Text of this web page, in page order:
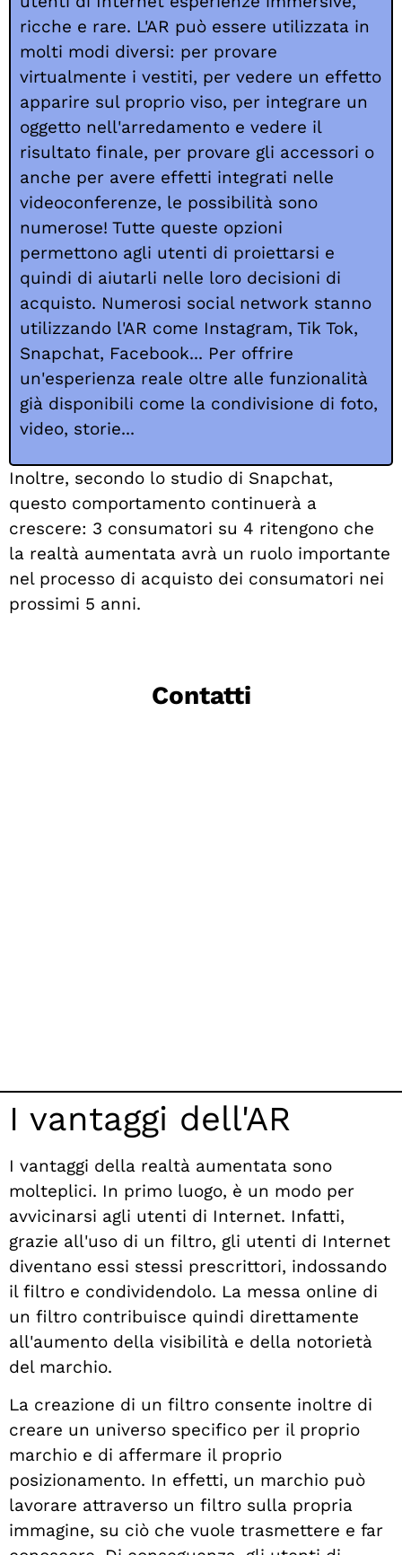
ricche e rare. L'AR può essere utilizzata in
molti modi diversi: per provare
virtualmente i vestiti, per vedere un effetto
apparire sul proprio viso, per integrare un
oggetto nell'arredamento e vedere il
risultato finale, per provare gli accessori o
anche per avere effetti integrati nelle
videoconferenze, le possibilità sono
numerose! Tutte queste opzioni
permettono agli utenti di proiettarsi e
quindi di aiutarli nelle loro decisioni di
acquisto. Numerosi social network stanno
utilizzando l'AR come Instagram, Tik Tok,
Snapchat, Facebook... Per offrire
un'esperienza reale oltre alle funzionalità
già disponibili come la condivisione di foto,
video, storie...
Inoltre, secondo lo studio di Snapchat,
questo comportamento continuerà a
crescere: 3 consumatori su 4 ritengono che
la realtà aumentata avrà un ruolo importante
nel processo di acquisto dei consumatori nei
prossimi 5 anni.
Contatti
I vantaggi dell'AR
I vantaggi della realtà aumentata sono
molteplici. In primo luogo, è un modo per
avvicinarsi agli utenti di Internet. Infatti,
grazie all'uso di un filtro, gli utenti di Internet
diventano essi stessi prescrittori, indossando
il filtro e condividendolo. La messa online di
un filtro contribuisce quindi direttamente
all'aumento della visibilità e della notorietà
del marchio.
La creazione di un filtro consente inoltre di
creare un universo specifico per il proprio
marchio e di affermare il proprio
posizionamento. In effetti, un marchio può
lavorare attraverso un filtro sulla propria
immagine, su ciò che vuole trasmettere e far